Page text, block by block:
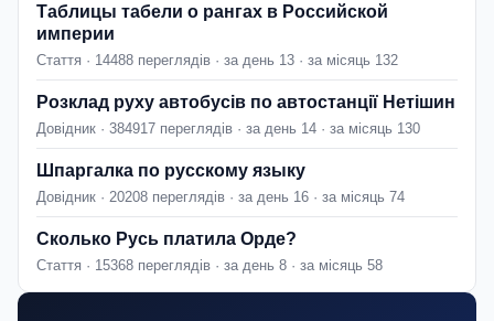
Таблицы табели о рангах в Российской
империи
Стаття · 14488 переглядів · за день 13 · за місяць 132
Розклад руху автобусів по автостанції Нетішин
Довідник · 384917 переглядів · за день 14 · за місяць 130
Шпаргалка по русскому языку
Довідник · 20208 переглядів · за день 16 · за місяць 74
Сколько Русь платила Орде?
Стаття · 15368 переглядів · за день 8 · за місяць 58